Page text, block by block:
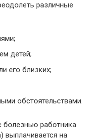
различные
детей;
его близких;
обстоятельствами.
болезнью работника
выплачивается на